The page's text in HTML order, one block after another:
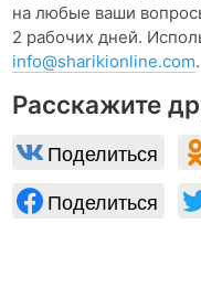
на любые ваши
2 рабочих дней.
info@sharikionline.com.
Расскажите
Поделиться
Поделиться